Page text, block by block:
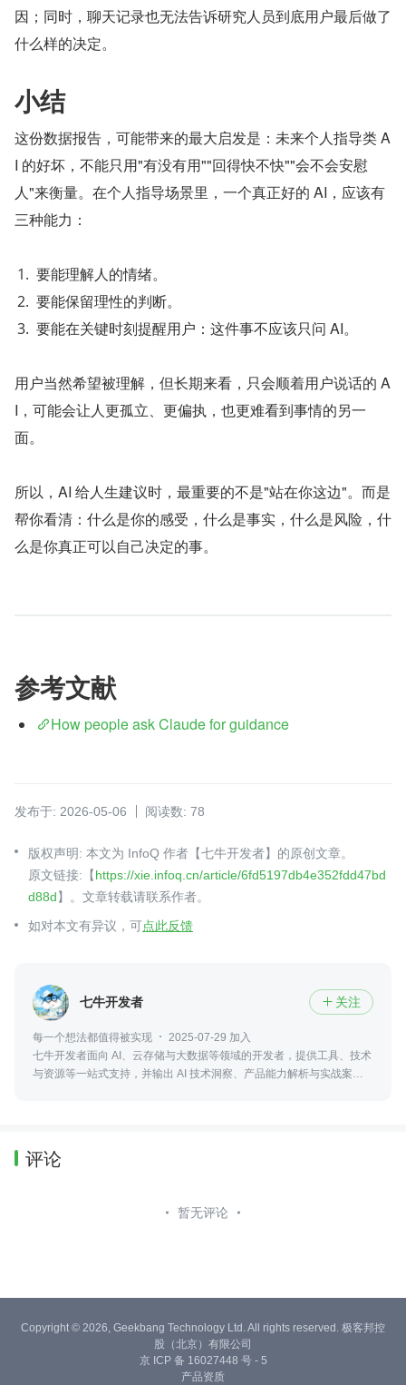
因；同时，聊天记录也无法告诉研究人员到底用户最后做了
什么样的决定。
小结
这份数据报告，可能带来的最大启发是：未来个人指导类 A
I 的好坏，不能只用"有没有用""回得快不快""会不会安慰
人"来衡量。在个人指导场景里，一个真正好的 AI，应该有
三种能力：
要能理解人的情绪。
要能保留理性的判断。
要能在关键时刻提醒用户：这件事不应该只问 AI。
用户当然希望被理解，但长期来看，只会顺着用户说话的 A
I，可能会让人更孤立、更偏执，也更难看到事情的另一
面。
所以，AI 给人生建议时，最重要的不是"站在你这边"。而是
帮你看清：什么是你的感受，什么是事实，什么是风险，什
么是你真正可以自己决定的事。
参考文献
How people ask Claude for guidance
发布于: 2026-05-06 阅读数: 78
版权声明: 本文为 InfoQ 作者【七牛开发者】的原创文章。
原文链接:【https://xie.infoq.cn/article/6fd5197db4e352fdd47bd
d88d】。文章转载请联系作者。
如对本文有异议，可点此反馈
七牛开发者  关注
每一个想法都值得被实现
2025-07-29 加入
七牛开发者面向 AI、云存储与大数据等领域的开发者，提供工具、技术
与资源等一站式支持，并输出 AI 技术洞察、产品能力解析与实战案例等
评论
暂无评论
Copyright © 2026, Geekbang Technology Ltd. All rights reserved. 极客邦控
股（北京）有限公司
京 ICP 备 16027448 号 - 5
产品资质